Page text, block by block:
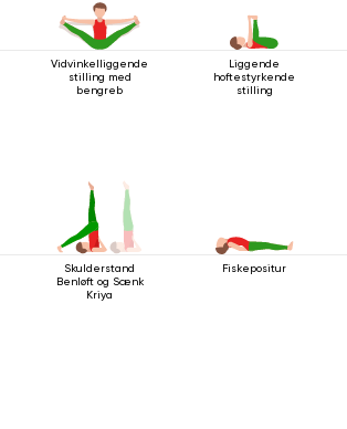
Vidvinkelliggende
stilling med
bengreb
Liggende
hoftestyrkende
stilling
Skulderstand
Benløft og Sænk
Kriya
Fiskepositur